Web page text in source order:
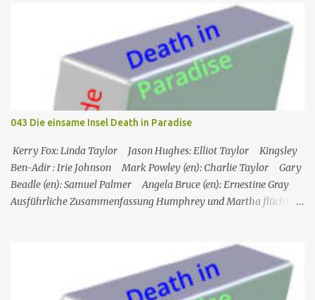
seinem Boot aufgefunden. Der Verdacht fällt zunächst auf die
Touristen, die das Boot mit seinem Steuermann am Tag des
Mordes gemietet hatten, und dann auf eine Gruppe von Touristen,
die das Boot am nächsten Tag mieten sollten. Einziges Problem:
Die Verdächtigen sind nach England zurückgekehrt. Der
Kommandant beschließt daraufhin, sein Team (mit Ausnahme von
JP) nach London zu schicken, um die Ermittlungen mit Hilfe eines
043 Die einsame Insel Death in Paradise
Kerry Fox: Linda Taylor Jason Hughes: Elliot Taylor Kingsley
Ben-Adir : Irie Johnson Mark Powley (en): Charlie Taylor Gary
Beadle (en): Samuel Palmer Angela Bruce (en): Ernestine Gray
Ausführliche Zusammenfassung Humphrey und Martha flüchten
wird einer der Besitzer, Charlie Taylor, erstochen in seinem
Zimmer aufgefunden, aber ein vertrauenswürdiger Zeuge, da es
sich um Humphrey selbst handelt, kann bestätigen, dass zwischen